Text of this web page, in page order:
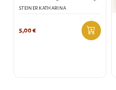
STEINER KATHARINA
5,00€